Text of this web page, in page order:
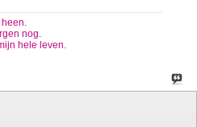
nog.
hele leven.